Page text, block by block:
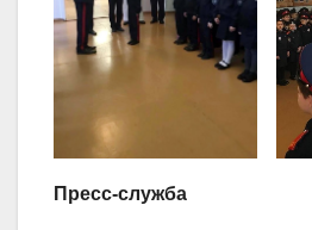
Пресс-служба